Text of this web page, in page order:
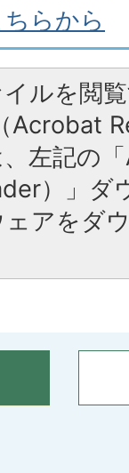
らから
イルを閲
Acrobat
左記の
）」ダ
アをダ